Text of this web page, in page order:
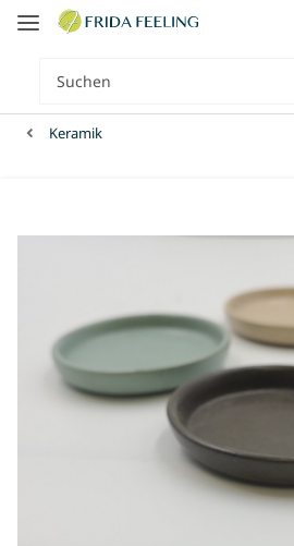
Keramik